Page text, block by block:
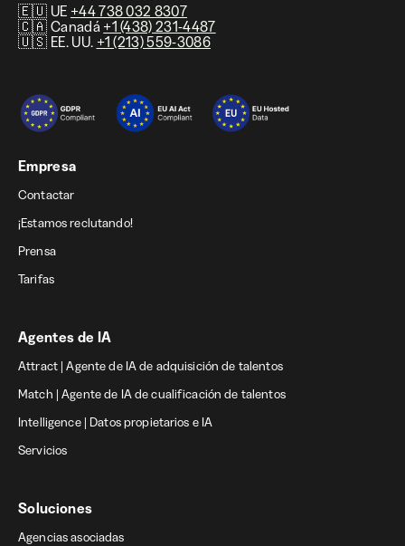
🇪🇺 UE +44 738 032 8307
🇨🇦 Canadá +1 (438) 231-4487
🇺🇸 EE. UU. +1 (213) 559-3086
Empresa
Contactar
¡Estamos reclutando!
Prensa
Tarifas
Agentes de IA
Attract | Agente de IA de adquisición de talentos
Match | Agente de IA de cualificación de talentos
Intelligence | Datos propietarios e IA
Servicios
Soluciones
Agencias asociadas